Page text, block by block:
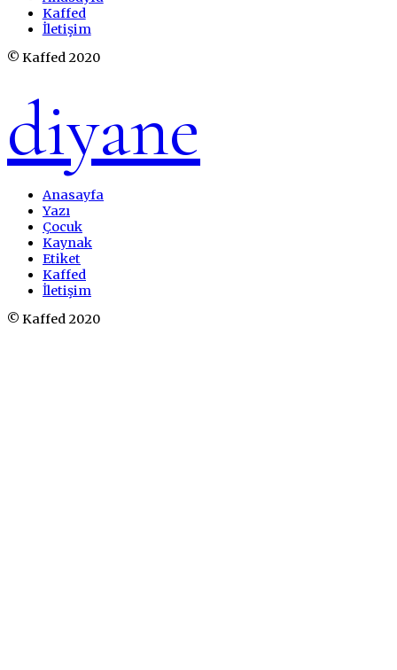
Kaffed
İletişim
© Kaffed 2020
diyane
Anasayfa
Yazı
Çocuk
Kaynak
Etiket
Kaffed
İletişim
© Kaffed 2020